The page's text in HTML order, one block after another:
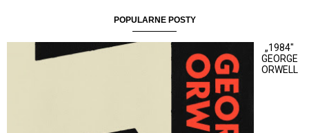
POPULARNE POSTY
„1984"
GEORGE
ORWELL